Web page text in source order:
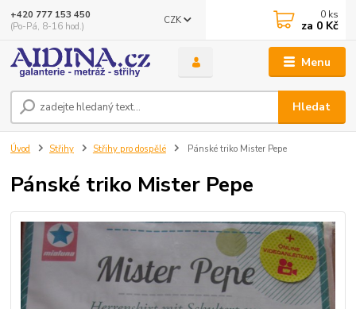
Menu
CZK
Hledat
+420 777 153 450
(Po-Pá, 8-16 hod.)
0 ks
za 0 Kč
Úvod Střihy Střihy pro dospělé Pánské triko Mister Pepe
Pánské triko Mister Pepe